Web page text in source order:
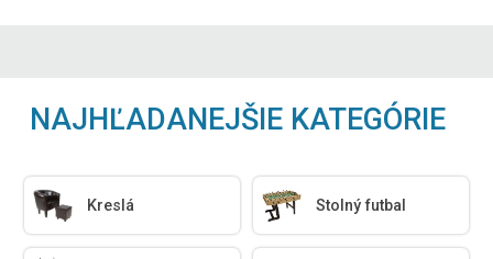
NAJHĽADANEJŠIE KATEGÓRIE
Kreslá Stolný futbal